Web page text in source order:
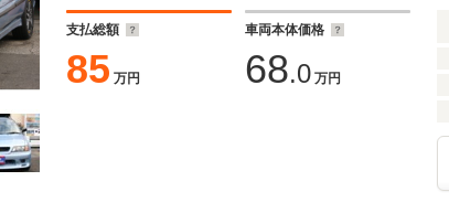
支払総額
85 万円
車両本体価格
68.0 万円